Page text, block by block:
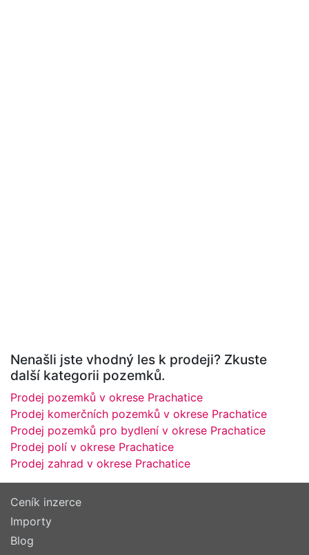
Nenašli jste vhodný les k prodeji? Zkuste
další kategorii pozemků.
Prodej pozemků v okrese Prachatice
Prodej komerčních pozemků v okrese Prachatice
Prodej pozemků pro bydlení v okrese Prachatice
Prodej polí v okrese Prachatice
Prodej zahrad v okrese Prachatice
Ceník inzerce
Importy
Blog